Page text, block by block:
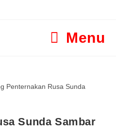
Menu
Sunda Sambar